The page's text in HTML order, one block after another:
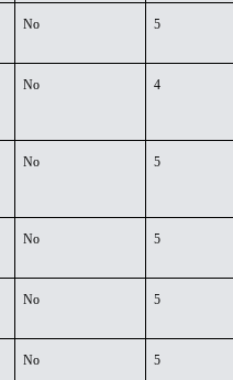
No 5
No 4
No 5
No 5
No 5
No 5